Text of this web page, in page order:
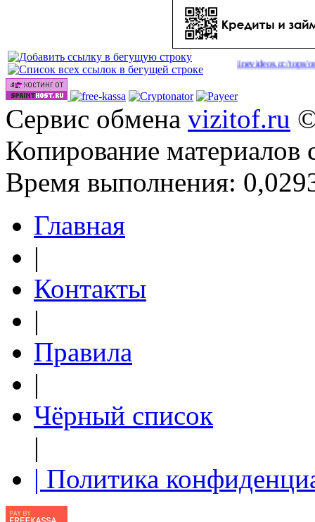
(44)|http://onlinevideos.cc/videos/(46)|http://onlinevideos.cc/tops/out.php(42)
Сервис обмена vizitof.ru
Копирование материалов
Время выполнения:
Главная
|
Контакты
|
Правила
|
Чёрный список
|
| Политика